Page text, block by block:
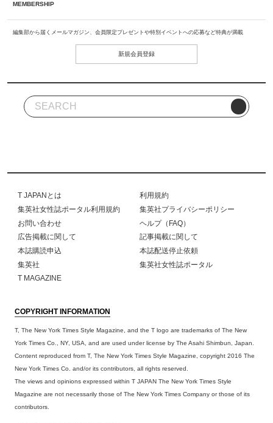
MEMBERSHIP
編集部から届くメールマガジン、会員限定プレゼントや特別イベントへの応募など特典が満載
新規会員登録
T JAPANとは
利用規約
集英社女性誌ポータル利用規約
集英社プライバシーポリシー
お問い合わせ
ヘルプ（FAQ）
広告掲載に関して
記事掲載に関して
本誌購読申込
本誌配送停止依頼
集英社
集英社女性誌ポータル
T MAGAZINE
COPYRIGHT INFORMATION
T, The New York Times Style Magazine, and the T logo are trademarks of The New
York Times Co., NY, USA, and are used under license by The Asahi Shimbun, Japan.
Content reproduced from T, The New York Times Style Magazine, copyright 2016 The
New York Times Co. and/or its contributors, all rights reserved.
The views and opinions expressed within T JAPAN The New York Times Style
Magazine are not necessarily those of The New York Times Company or those of its
contributors.